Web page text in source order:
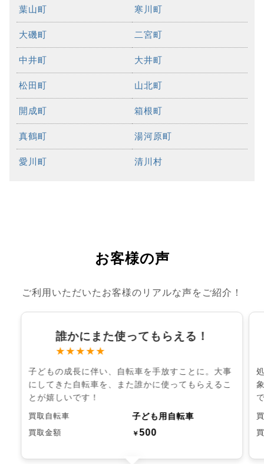
葉山町 寒川町
大磯町 二宮町
中井町 大井町
松田町 山北町
開成町 箱根町
真鶴町 湯河原町
愛川町 清川村
お客様の声
ご利用いただいたお客様のリアルな声をご紹介！
誰かにまた使ってもらえる！
★★★★★
子どもの成長に伴い、自転車を手放すことに。大事
にしてきた自転車を、また誰かに使ってもらえるこ
とが嬉しいです！
買取自転車 子ども用自転車
買取金額 ￥500